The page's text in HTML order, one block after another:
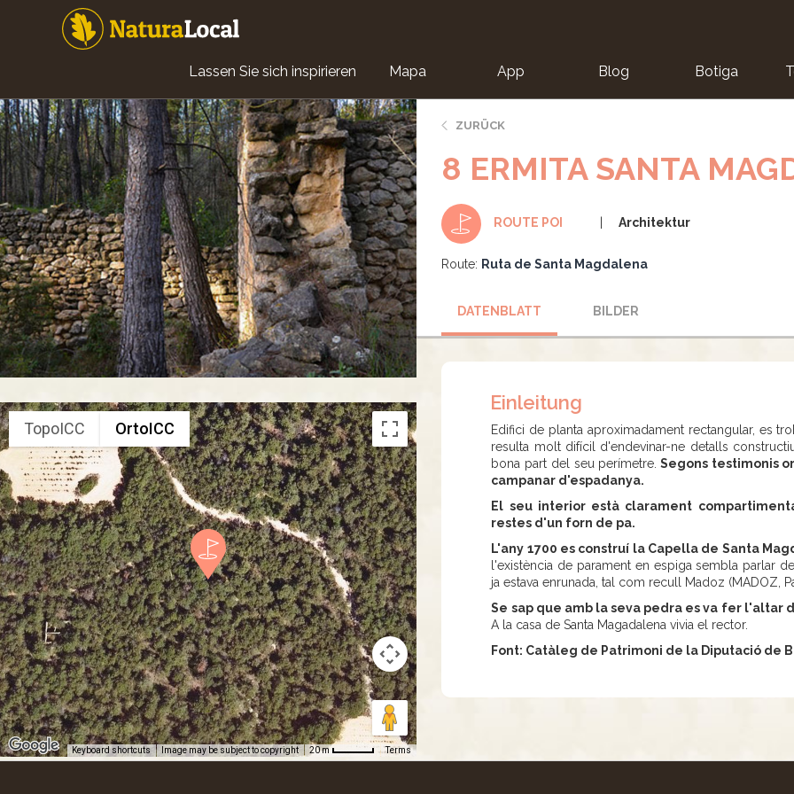
Main
navigation
Lassen Sie sich inspirieren Mapa App Blog Botiga
TopoICC OrtoICC
Keyboard shortcuts Image may be subject to copyright 20 m Terms
ZURÜCK
8 ERMITA SANTA
ROUTE POI Architektur
Route: Ruta de Santa Magdalena
DATENBLATT BILDER
Einleitung
Edifici de planta aproximadament rectangular, es
resulta molt difícil d'endevinar-ne detalls
bona part del seu perímetre. Segons testimonis
campanar d'espadanya.
El seu interior està clarament
restes d'un forn de pa.
L'any 1700 es construí la Capella de Santa
l'existència de parament en espiga sembla parlar
ja estava enrunada, tal com recull Madoz (MADOZ,
Se sap que amb la seva pedra es va fer l'altar
A la casa de Santa Magadalena vivia el rector.
Font: Catàleg de Patrimoni de la Diputació de